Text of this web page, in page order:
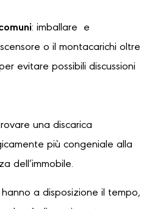
: imballare e
o il montacarichi oltre
evitare possibili discussioni
una discarica
più congeniale alla
dell’immobile.
a disposizione il tempo,